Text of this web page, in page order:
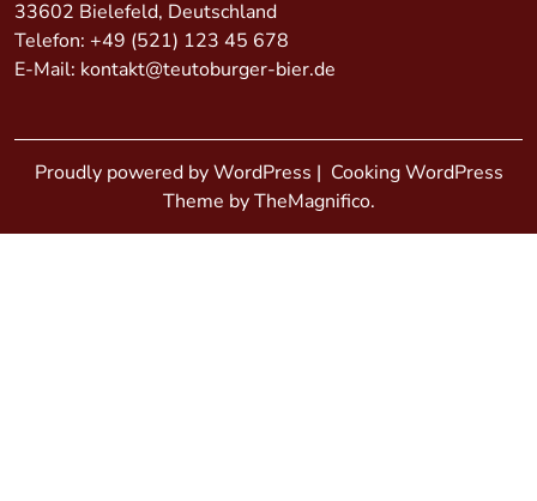
33602 Bielefeld, Deutschland
Telefon: +49 (521) 123 45 678
E-Mail: kontakt@teutoburger-bier.de
Proudly powered by WordPress | Cooking WordPress
Theme by TheMagnifico.